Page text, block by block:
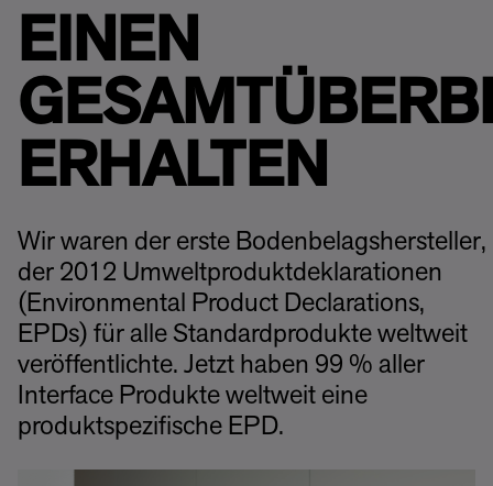
EINEN
ERHALTEN
Wir waren der erste Bodenbelagshersteller,
der 2012 Umweltproduktdeklarationen
(Environmental Product Declarations,
EPDs) für alle Standardprodukte weltweit
veröffentlichte. Jetzt haben 99 % aller
Interface Produkte weltweit eine
produktspezifische EPD.